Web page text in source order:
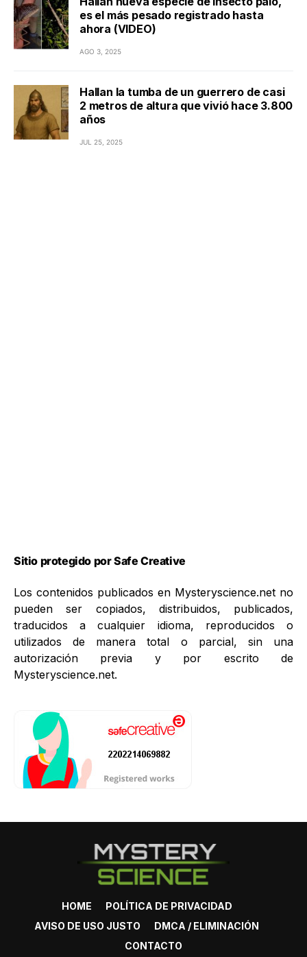
es el más pesado registrado hasta
ahora (VIDEO)
AGO 3, 2025
Hallan la tumba de un guerrero de casi
2 metros de altura que vivió hace 3.800
años
JUL 25, 2025
Sitio protegido por Safe Creative
Los contenidos publicados en Mysteryscience.net no
pueden ser copiados, distribuidos, publicados,
traducidos a cualquier idioma, reproducidos o
utilizados de manera total o parcial, sin una
autorización previa y por escrito de
Mysteryscience.net.
HOME
POLÍTICA DE PRIVACIDAD
AVISO DE USO JUSTO
DMCA / ELIMINACIÓN
CONTACTO